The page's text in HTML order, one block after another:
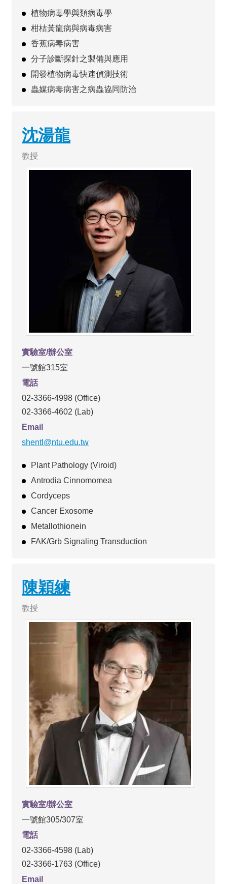
植物病毒學與類病毒學
柑桔黃龍病與病毒病害
香蕉病毒病害
分子診斷探針之製備與應用
開發植物病毒快速偵測技術
蟲媒病毒病害之病蟲協同防治
沈湯龍
教授
實驗室/辦公室
一號館315室
電話
02-3366-4998 (Office)
02-3366-4602 (Lab)
Email
shentl@ntu.edu.tw
Plant Pathology (Viroid)
Antrodia Cinnomomea
Cordyceps
Cancer Exosome
Metallothionein
FAK/Grb Signaling Transduction
陳穎練
教授
實驗室/辦公室
一號館305/307室
電話
02-3366-4598 (Lab)
02-3366-1763 (Office)
Email